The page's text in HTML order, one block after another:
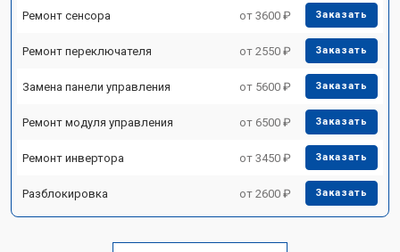
Ремонт сенсора от 3600 ₽ Заказать
Ремонт переключателя от 2550 ₽ Заказать
Замена панели управления от 5600 ₽ Заказать
Ремонт модуля управления от 6500 ₽ Заказать
Ремонт инвертора от 3450 ₽ Заказать
Разблокировка от 2600 ₽ Заказать